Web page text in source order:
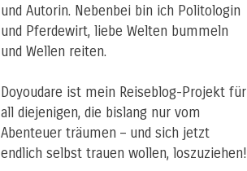
und Autorin. Nebenbei bin ich Politologin
und Pferdewirt, liebe Welten bummeln
und Wellen reiten.
Doyoudare ist mein Reiseblog-Projekt für
all diejenigen, die bislang nur vom
Abenteuer träumen – und sich jetzt
endlich selbst trauen wollen, loszuziehen!